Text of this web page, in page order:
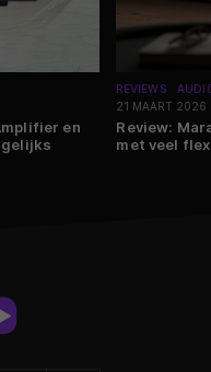
en
REVIEWS
21 MAART 2026
Review:
met veel